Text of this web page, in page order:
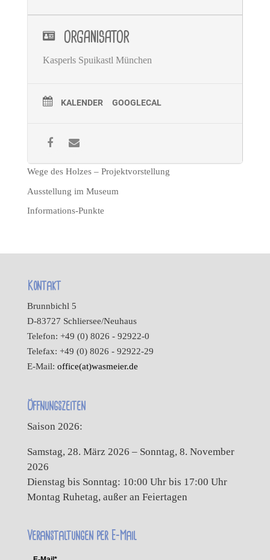
ORGANISATOR
Kasperls Spuikastl München
KALENDER GOOGLECAL
Wege des Holzes – Projektvorstellung
Ausstellung im Museum
Informations-Punkte
Kontakt
Brunnbichl 5
D-83727 Schliersee/Neuhaus
Telefon: +49 (0) 8026 - 92922-0
Telefax: +49 (0) 8026 - 92922-29
E-Mail: office(at)wasmeier.de
Öffnungszeiten
Saison 2026:
Samstag, 28. März 2026 – Sonntag, 8. November
2026
Dienstag bis Sonntag: 10:00 Uhr bis 17:00 Uhr
Montag Ruhetag, außer an Feiertagen
Veranstaltungen per E-Mail